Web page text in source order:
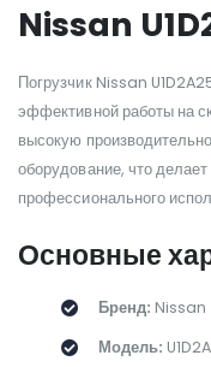
Nissan
Погрузчик Nissan
эффективной работы на
высокую
оборудование, что
профессионального
Основные
Бренд: Nissan
Модель: